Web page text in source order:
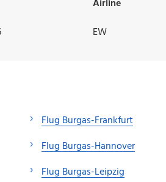
Airline
EW
Flug Burgas-Frankfurt
Flug Burgas-Hannover
Flug Burgas-Leipzig